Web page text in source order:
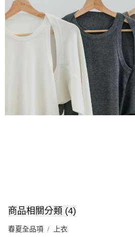
商品相關分類 (4)
春夏全品項 上衣